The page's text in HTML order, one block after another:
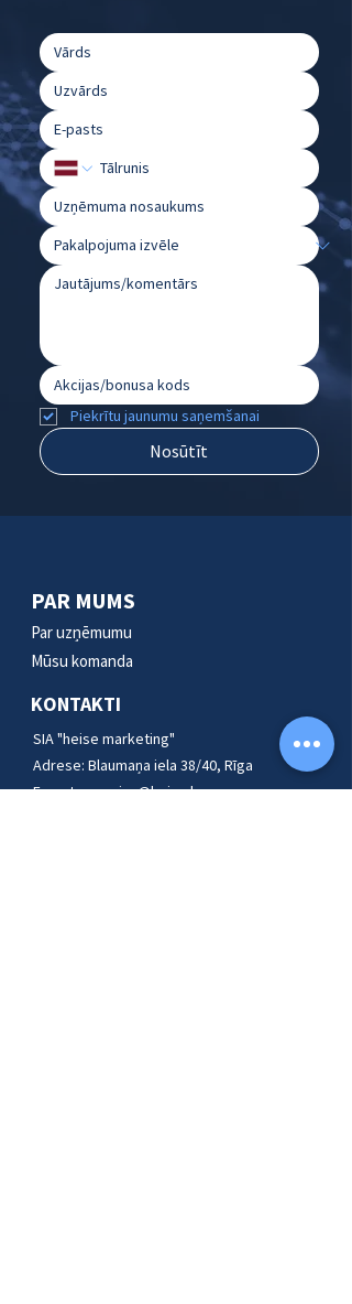
Piekrītu jaunumu saņemšanai
Nosūtīt
PAR MUMS
Par uzņēmumu
Mūsu komanda
KONTAKTI
SIA "heise marketing"
Adrese: Blaumaņa iela 38/40, Rīga
E-pasts:serviss@heise.lv